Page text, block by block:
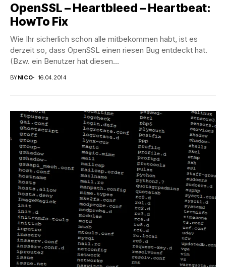
OpenSSL – Heartbleed – Heartbeat:
HowTo Fix
Wie Ihr sicherlich schon alle mitbekommen habt, ist es
derzeit so, dass OpenSSL einen riesen Bug entdeckt hat.
(Bzw. ein Benutzer hat diesen...
BYNICO 16.04.2014